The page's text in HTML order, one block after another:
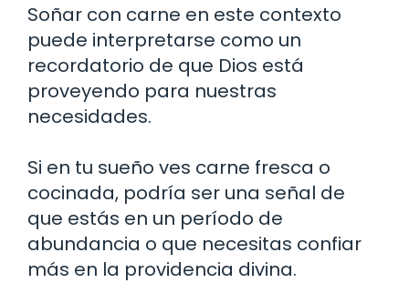
Soñar con carne en este contexto
puede interpretarse como un
recordatorio de que Dios está
proveyendo para nuestras
necesidades.
Si en tu sueño ves carne fresca o
cocinada, podría ser una señal de
que estás en un período de
abundancia o que necesitas confiar
más en la providencia divina.